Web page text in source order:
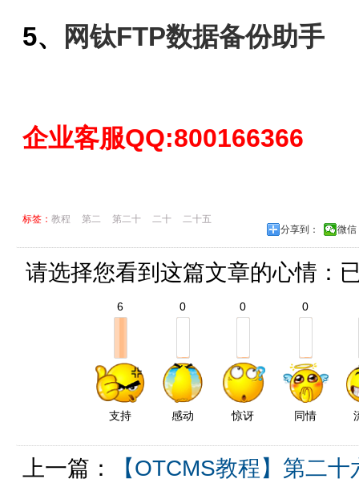
5、 网钛FTP数据备份助手
企业客服QQ:800166366
标签： 教程 第二 第二十 二十
二十五
分享到：
微信
请选择您看到这篇文章的心情：
6
支持
0
感动
0
惊讶
0
同情
上一篇： 【OTCMS教程】第二